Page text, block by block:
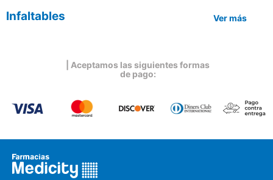
Infaltables Ver más
| Aceptamos las siguientes formas
de pago: